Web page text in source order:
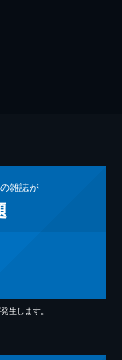
雑誌が
生します。